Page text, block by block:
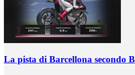
La pista di Barcellona secondo